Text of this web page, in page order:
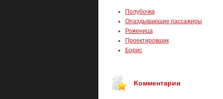
Полубочка
Опаздывающие пассажиры
Роженица
Проектировщик
Борис
Комментарии